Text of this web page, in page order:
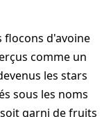
flocons d'avoine
comme un
les stars
sous les noms
garni de fruits